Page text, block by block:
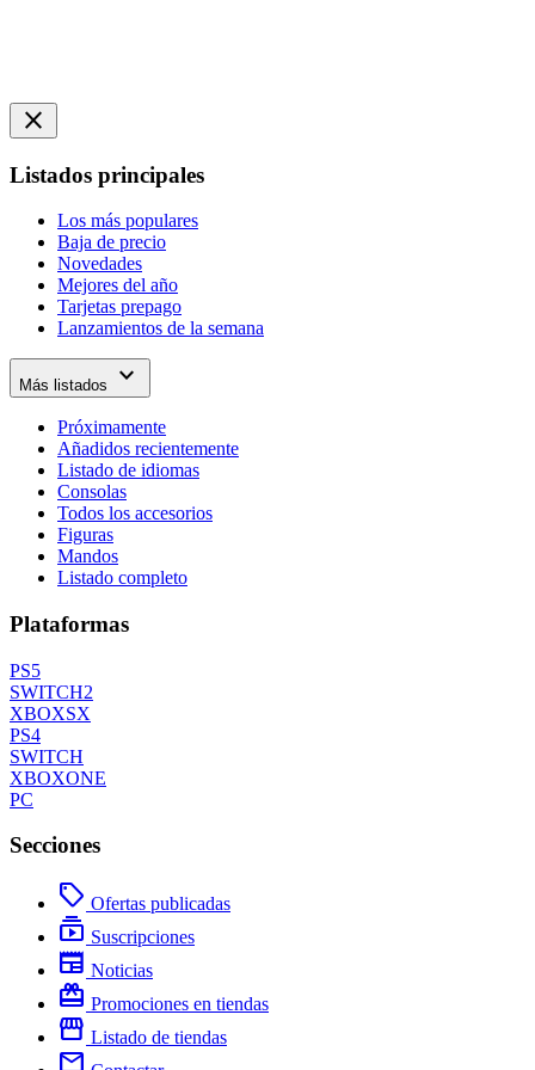
close
Listados principales
Los más populares
Baja de precio
Novedades
Mejores del año
Tarjetas prepago
Lanzamientos de la semana
Más listados expand_more
Próximamente
Añadidos recientemente
Listado de idiomas
Consolas
Todos los accesorios
Figuras
Mandos
Listado completo
Plataformas
PS5
SWITCH2
XBOXSX
PS4
SWITCH
XBOXONE
PC
Secciones
local_offer Ofertas publicadas
subscriptions Suscripciones
newspaper Noticias
redeem Promociones en tiendas
storefront Listado de tiendas
mail